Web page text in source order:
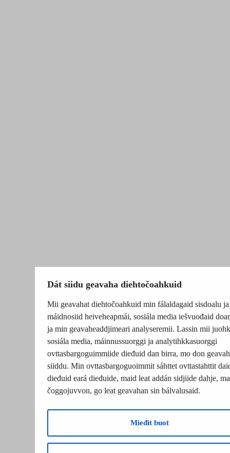
Dát siidu geavaha diehtočoahkuid
Mii geavahat diehtočoahkuid min fálaldagaid sisdoalu ja
máidnosiid heiveheapmái, sosiála media iešvuođaid
ja min geavaheaddjimeari analyseremii. Lassin mii
sosiála media, máinnussuorggi ja analytihkkasuorggi
ovttasbargoguimmiide dieđuid dan birra, mo don
siiddu. Min ovttasbargoguoimmit sáhttet ovttastahttit
dieđuid eará dieđuide, maid leat addán sidjiide dahje,
čoggojuvvon, go leat geavahan sin bálvalusaid.
Mieđit buot